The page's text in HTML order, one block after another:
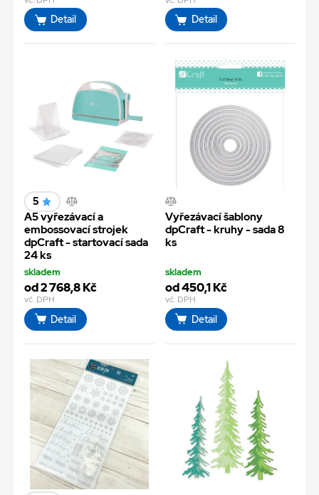
Detail Detail
5
A5 vyřezávací a
embossovací strojek
dpCraft - startovací sada
24 ks
skladem
od 2 768,8 Kč
vč. DPH
Detail
Vyřezávací šablony
dpCraft - kruhy - sada 8
ks
skladem
od 450,1 Kč
vč. DPH
Detail